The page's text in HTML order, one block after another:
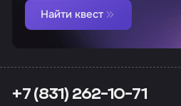
Найти квест
+7 (831) 262-10-71